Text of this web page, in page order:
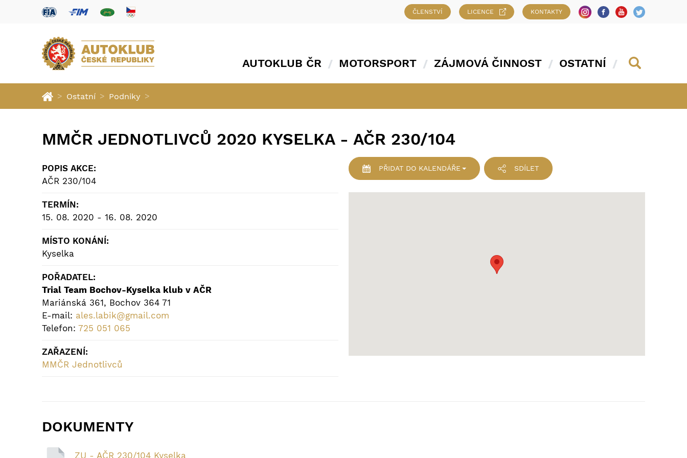
ČLENSTVÍ LICENCE KONTAKTY
AUTOKLUB ČR MOTORSPORT ZÁJMOVÁ ČINNOST OSTATNÍ
> Ostatní > Podniky >
MMČR JEDNOTLIVCŮ 2020 KYSELKA - AČR 230/104
POPIS AKCE:
AČR 230/104
TERMÍN:
15. 08. 2020 - 16. 08. 2020
MÍSTO KONÁNÍ:
Kyselka
POŘADATEL:
Trial Team Bochov-Kyselka klub v AČR
Mariánská 361, Bochov 364 71
E-mail: ales.labik@gmail.com
Telefon: 725 051 065
ZAŘAZENÍ:
MMČR Jednotlivců
PŘIDATDO KALENDÁŘE SDÍLET
DOKUMENTY
ZU - AČR 230/104 Kyselka